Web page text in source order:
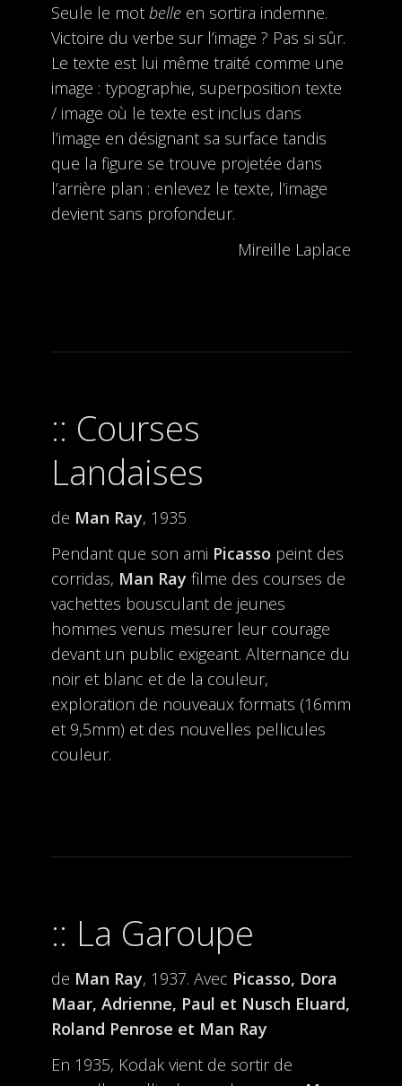
Seule le mot belleen sortira indemne.
Victoire du verbe sur l’image ? Pas si sûr.
Le texte est lui même traité comme une
image : typographie, superposition texte
/ image où le texte est inclus dans
l’image en désignant sa surface tandis
que la figure se trouve projetée dans
l’arrière plan : enlevez le texte, l’image
devient sans profondeur.
Mireille Laplace
Courses
Landaises
de Man Ray, 1935
Pendant que son ami Picasso peint des
corridas, Man Ray filme des courses de
vachettes bousculant de jeunes
hommes venus mesurer leur courage
devant un public exigeant. Alternance du
noir et blanc et de la couleur,
exploration de nouveaux formats (16mm
et 9,5mm) et des nouvelles pellicules
couleur.
La Garoupe
de Man Ray, 1937. Avec Picasso, Dora
Maar, Adrienne, Paul et Nusch Eluard,
Roland Penrose et Man Ray
En 1935, Kodak vient de sortir de